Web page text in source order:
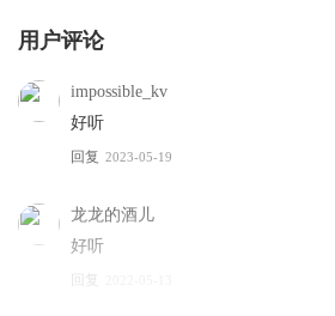
用户评论
impossible_kv
好听
回复 2023-05-19
龙龙的酒儿
好听
回复